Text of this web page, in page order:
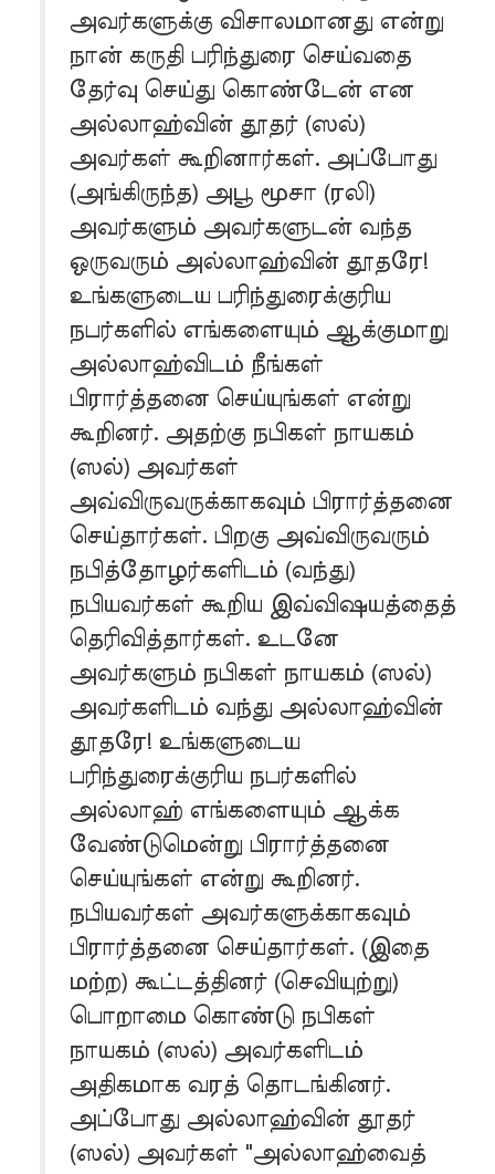
அவர்களுக்கு விசாலமானது என்று
நான் கருதி பரிந்துரை செய்வதை
தேர்வு செய்து கொண்டேன் என
அல்லாஹ்வின் தூதர் (ஸல்)
அவர்கள் கூறினார்கள். அப்போது
(அங்கிருந்த) அபூ மூசா (ரலி)
அவர்களும் அவர்களுடன் வந்த
ஒருவரும் அல்லாஹ்வின் தூதரே!
உங்களுடைய பரிந்துரைக்குரிய
நபர்களில் எங்களையும் ஆக்குமாறு
அல்லாஹ்விடம் நீங்கள்
பிரார்த்தனை செய்யுங்கள் என்று
கூறினர். அதற்கு நபிகள் நாயகம்
(ஸல்) அவர்கள்
அவ்விருவருக்காகவும் பிரார்த்தனை
செய்தார்கள். பிறகு அவ்விருவரும்
நபித்தோழர்களிடம் (வந்து)
நபியவர்கள் கூறிய இவ்விஷயத்தைத்
தெரிவித்தார்கள். உடனே
அவர்களும் நபிகள் நாயகம் (ஸல்)
அவர்களிடம் வந்து அல்லாஹ்வின்
தூதரே! உங்களுடைய
பரிந்துரைக்குரிய நபர்களில்
அல்லாஹ் எங்களையும் ஆக்க
வேண்டுமென்று பிரார்த்தனை
செய்யுங்கள் என்று கூறினர்.
நபியவர்கள் அவர்களுக்காகவும்
பிரார்த்தனை செய்தார்கள். (இதை
மற்ற) கூட்டத்தினர் (செவியுற்று)
பொறாமை கொண்டு நபிகள்
நாயகம் (ஸல்) அவர்களிடம்
அதிகமாக வரத் தொடங்கினர்.
அப்போது அல்லாஹ்வின் தூதர்
(ஸல்) அவர்கள் "அல்லாஹ்வைத்